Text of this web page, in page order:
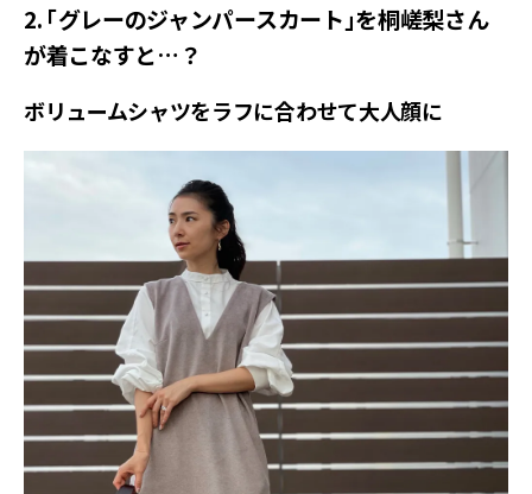
2. 「グレーのジャンパースカート」を桐嵯梨さん
が着こなすと…？
ボリュームシャツをラフに合わせて大人顔に